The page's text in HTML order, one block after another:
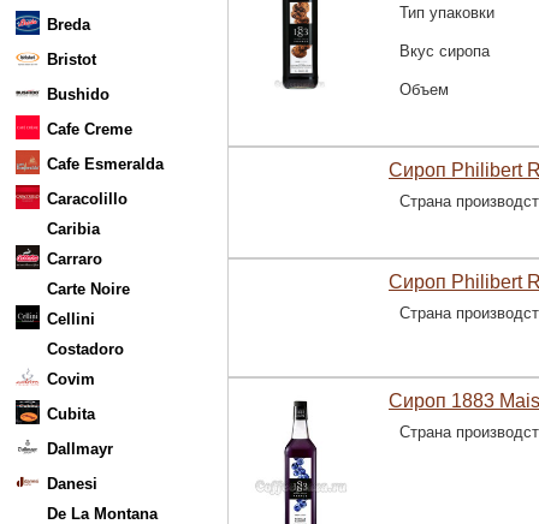
Breda
Bristot
Bushido
Cafe Creme
Cafe Esmeralda
Caracolillo
Caribia
Carraro
Carte Noire
Cellini
Costadoro
Covim
Cubita
Dallmayr
Danesi
De La Montana
Тип упаковки
Вкус сиропа
Объем
Сироп Philibert
Страна
Сироп Philibert
Страна
Сироп 1883
Страна